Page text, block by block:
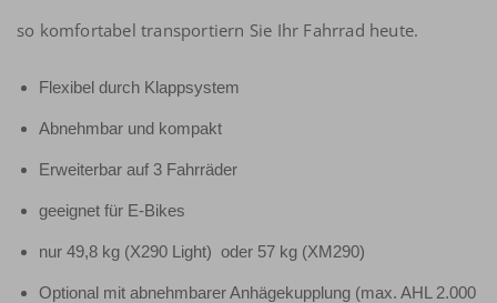
so komfortabel transportiern Sie Ihr Fahrrad heute.
Flexibel durch Klappsystem
Abnehmbar und kompakt
Erweiterbar auf 3 Fahrräder
geeignet für E-Bikes
nur 49,8 kg (X290 Light) oder 57 kg (XM290)
Optional mit abnehmbarer Anhägekupplung (max. AHL 2.000